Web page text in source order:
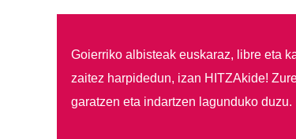
Goierriko albisteak euskaraz, libre eta
zaitez harpidedun, izan HITZAkide!
garatzen eta indartzen lagunduko duzu.